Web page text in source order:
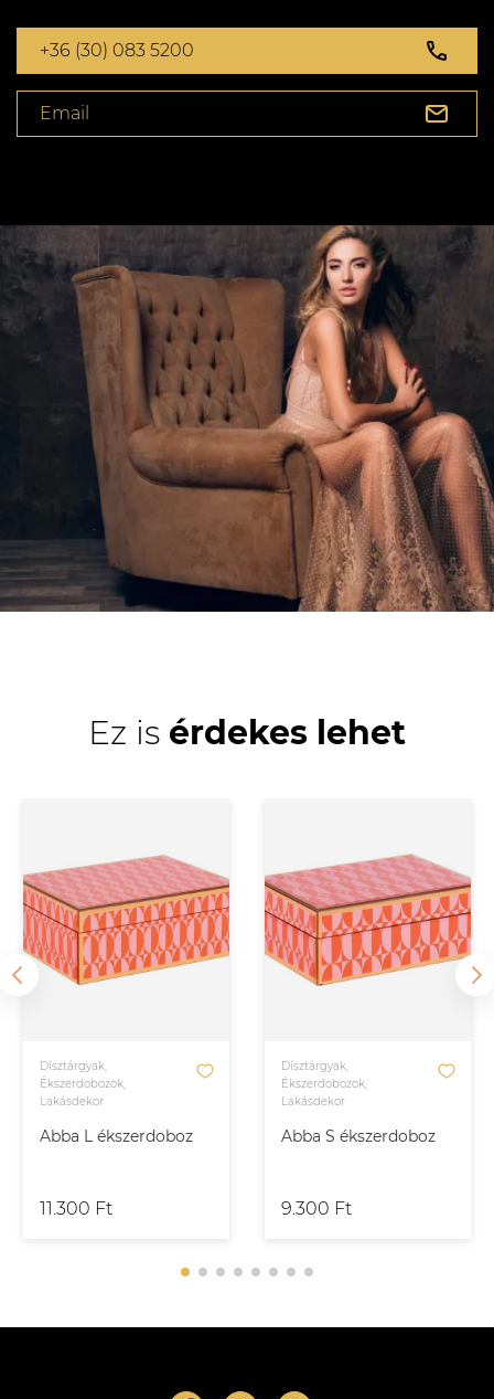
+36 (30) 083 5200
Email
Ez is érdekes lehet
Abba L ékszerdoboz
Dísztárgyak,
Ékszerdobozok,
Lakásdekor
11.300 Ft
Abba S ékszerdoboz
Dísztárgyak,
Ékszerdobozok,
Lakásdekor
9.300 Ft